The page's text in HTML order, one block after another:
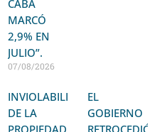
CABA
MARCÓ
2,9% EN
JULIO”.
07/08/2026
INVIOLABILIDAD
DE LA
PROPIEDAD
EL
GOBIERNO
RETROCEDIÓ